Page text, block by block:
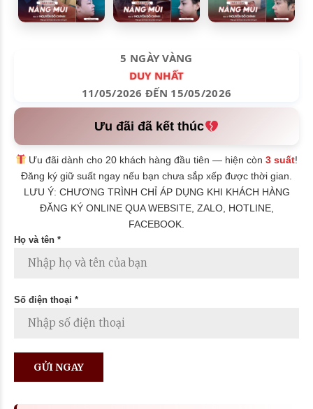
5 NGÀY VÀNG
DUY NHẤT
11/05/2026 ĐẾN 15/05/2026
Ưu đãi đã kết thúc
Ưu đãi dành cho 20 khách hàng đầu tiên — hiện còn3 suất!
Đăng ký giữ suất ngay nếu bạn chưa sắp xếp được thời gian.
LƯU Ý: CHƯƠNG TRÌNH CHỈ ÁP DỤNG KHI KHÁCH HÀNG
ĐĂNG KÝ ONLINE QUA WEBSITE, ZALO, HOTLINE,
FACEBOOK.
Họ và tên *
Số điện thoại *